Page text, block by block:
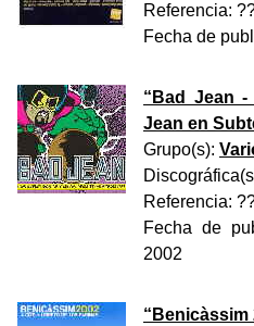
Referencia:
Fecha de
“ Bad Jean
Jean en
Grupo(s):
Referencia:
Fecha de
2002
“ Benicàssim